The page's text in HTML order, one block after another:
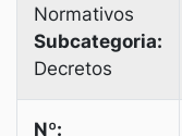
Normativos
Subcategoria:
Decretos
Nº: